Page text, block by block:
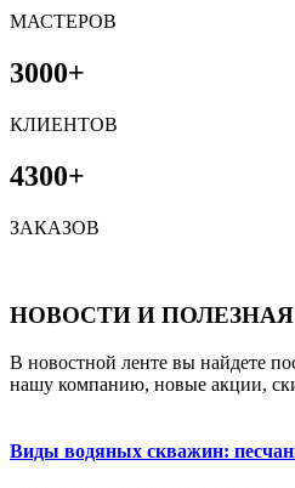
МАСТЕРОВ
3000+
КЛИЕНТОВ
4300+
ЗАКАЗОВ
НОВОСТИ И
В новостной ленте вы найдете
нашу компанию, новые акции,
Виды водяных скважин: